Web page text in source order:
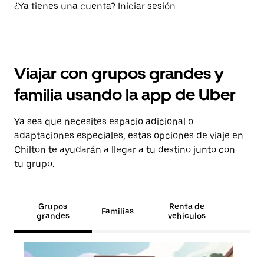
¿Ya tienes una cuenta? Iniciar sesión
Viajar con grupos grandes y
familia usando la app de Uber
Ya sea que necesites espacio adicional o
adaptaciones especiales, estas opciones de viaje en
Chilton te ayudarán a llegar a tu destino junto con
tu grupo.
Grupos
grandes
Familias
Renta de
vehículos